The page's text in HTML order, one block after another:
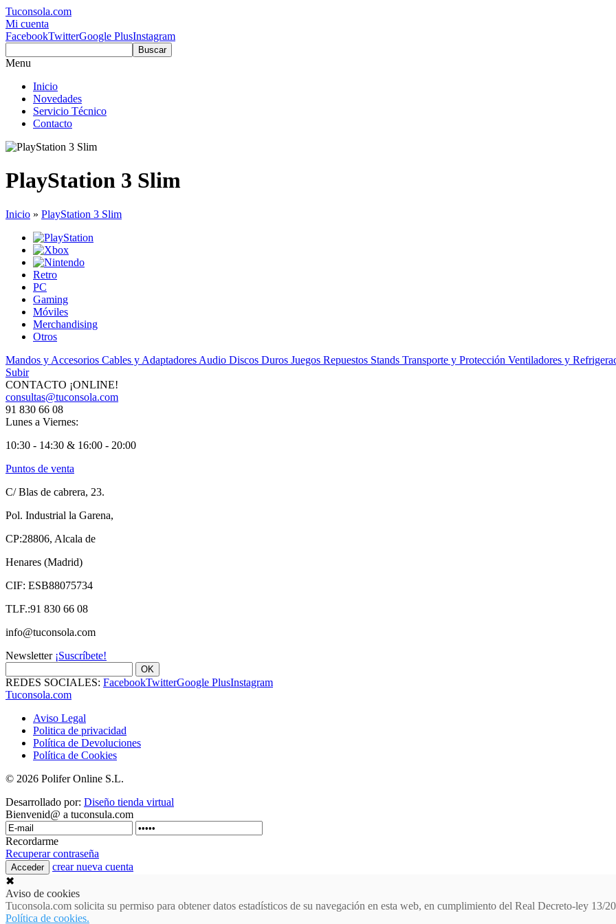
Tuconsola.com
Mi cuenta
FacebookTwitterGoogle PlusInstagram
Buscar
Menu
Inicio
Novedades
Servicio Técnico
Contacto
PlayStation 3 Slim
Inicio » PlayStation 3 Slim
Retro
PC
Gaming
Móviles
Merchandising
Otros
Mandos y Accesorios Cables y Adaptadores Audio Discos Duros Juegos Repuestos Stands Transporte y Protección Ventiladores y
Subir
CONTACTO ¡ONLINE!
consultas@tuconsola.com
91 830 66 08
Lunes a Viernes:
10:30 - 14:30 & 16:00 - 20:00
Puntos de venta
C/ Blas de cabrera, 23.
Pol. Industrial la Garena,
CP:28806, Alcala de
Henares (Madrid)
CIF: ESB88075734
TLF.:91 830 66 08
info@tuconsola.com
Newsletter ¡Suscríbete!
OK
REDES SOCIALES: FacebookTwitterGoogle PlusInstagram
Tuconsola.com
Aviso Legal
Politica de privacidad
Política de Devoluciones
Política de Cookies
© 2026 Polifer Online S.L.
Desarrollado por: Diseño tienda virtual
Bienvenid@ a tuconsula.com
Recordarme
Recuperar contraseña
crear nueva cuenta
✖
Aviso de cookies
Tuconsola.com solicita su permiso para obtener datos estadísticos de su navegación en esta web, en cumplimiento del Real Decreto-ley 13/
Política de cookies.